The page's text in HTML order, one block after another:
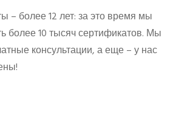
– более 12 лет: за это время мы
более 10 тысяч сертификатов. Мы
консультации, а еще – у нас